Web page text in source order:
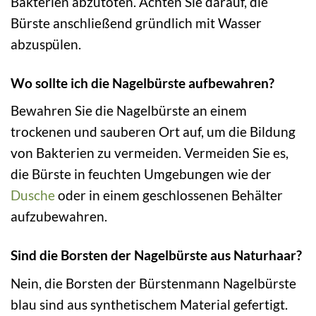
Bürste anschließend gründlich mit Wasser
abzuspülen.
Wo sollte ich die Nagelbürste aufbewahren?
Bewahren Sie die Nagelbürste an einem
trockenen und sauberen Ort auf, um die Bildung
von Bakterien zu vermeiden. Vermeiden Sie es,
die Bürste in feuchten Umgebungen wie der
Duscheoder in einem geschlossenen Behälter
aufzubewahren.
Sind die Borsten der Nagelbürste aus Naturhaar?
Nein, die Borsten der Bürstenmann Nagelbürste
blau sind aus synthetischem Material gefertigt.